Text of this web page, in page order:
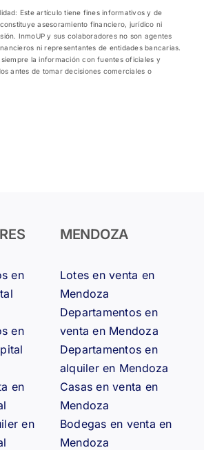
Este artículo tiene fines informativos y de
asesoramiento financiero, jurídico ni
InmoUP y sus colaboradores no son agentes
ni representantes de entidades bancarias.
la información con fuentes oficiales y
antes de tomar decisiones comerciales o
en
en
en
en
MENDOZA
Lotes en venta en
Mendoza
Departamentos en
venta en Mendoza
Departamentos en
alquiler en Mendoza
Casas en venta en
Mendoza
Bodegas en venta en
Mendoza